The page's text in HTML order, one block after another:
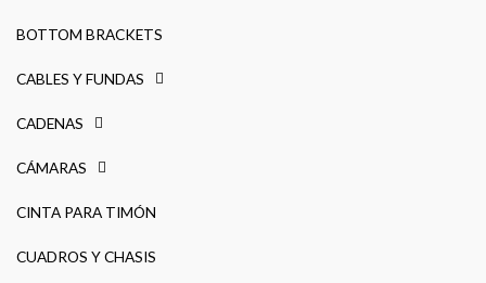
BOTTOM BRACKETS
CABLES Y FUNDAS
CADENAS
CÁMARAS
CINTA PARA TIMÓN
CUADROS Y CHASIS